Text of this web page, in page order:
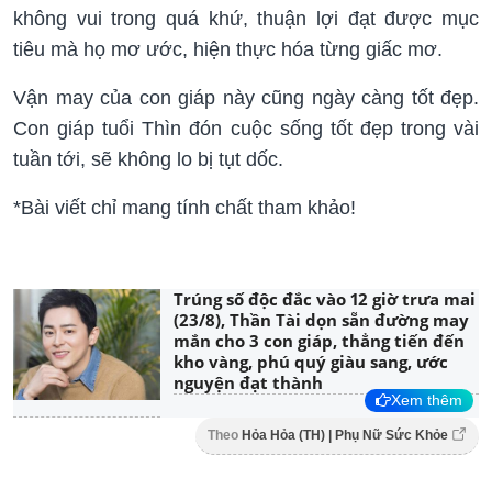
không vui trong quá khứ, thuận lợi đạt được mục
tiêu mà họ mơ ước, hiện thực hóa từng giấc mơ.
Vận may của con giáp này cũng ngày càng tốt đẹp.
Con giáp tuổi Thìn đón cuộc sống tốt đẹp trong vài
tuần tới, sẽ không lo bị tụt dốc.
*Bài viết chỉ mang tính chất tham khảo!
Trúng số độc đắc vào 12 giờ trưa mai
(23/8), Thần Tài dọn sẵn đường may
mắn cho 3 con giáp, thẳng tiến đến
kho vàng, phú quý giàu sang, ước
nguyện đạt thành
Xem thêm
Theo Hỏa Hỏa (TH) | Phụ Nữ Sức Khỏe